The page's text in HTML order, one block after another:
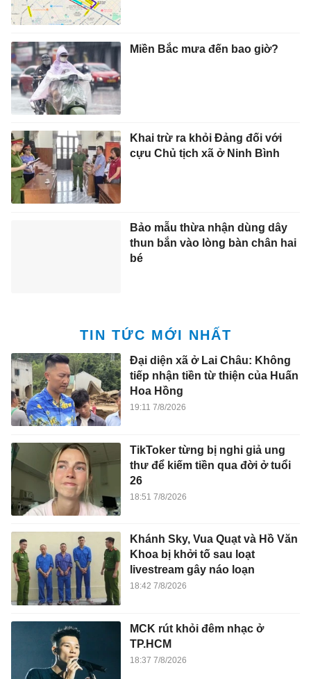
Miền Bắc mưa đến bao giờ?
Khai trừ ra khỏi Đảng đối với
cựu Chủ tịch xã ở Ninh Bình
Bảo mẫu thừa nhận dùng dây
thun bắn vào lòng bàn chân hai
bé
TIN TỨC MỚI NHẤT
Đại diện xã ở Lai Châu: Không
tiếp nhận tiền từ thiện của Huấn
Hoa Hồng
19:11 7/8/2026
TikToker từng bị nghi giả ung
thư để kiếm tiền qua đời ở tuổi
26
18:51 7/8/2026
Khánh Sky, Vua Quạt và Hồ Văn
Khoa bị khởi tố sau loạt
livestream gây náo loạn
18:42 7/8/2026
MCK rút khỏi đêm nhạc ở
TP.HCM
18:37 7/8/2026